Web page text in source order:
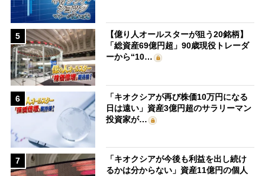
5
【億り人オールスターが狙う20銘柄】
「総資産69億円超」90歳現役トレーダ
ーから“10…
6
「キオクシアが再び株価10万円になる
日は遠い」資産3億円超のサラリーマン
投資家が…
7
「キオクシアが今後も利益を出し続け
るかは分からない」資産11億円の個人